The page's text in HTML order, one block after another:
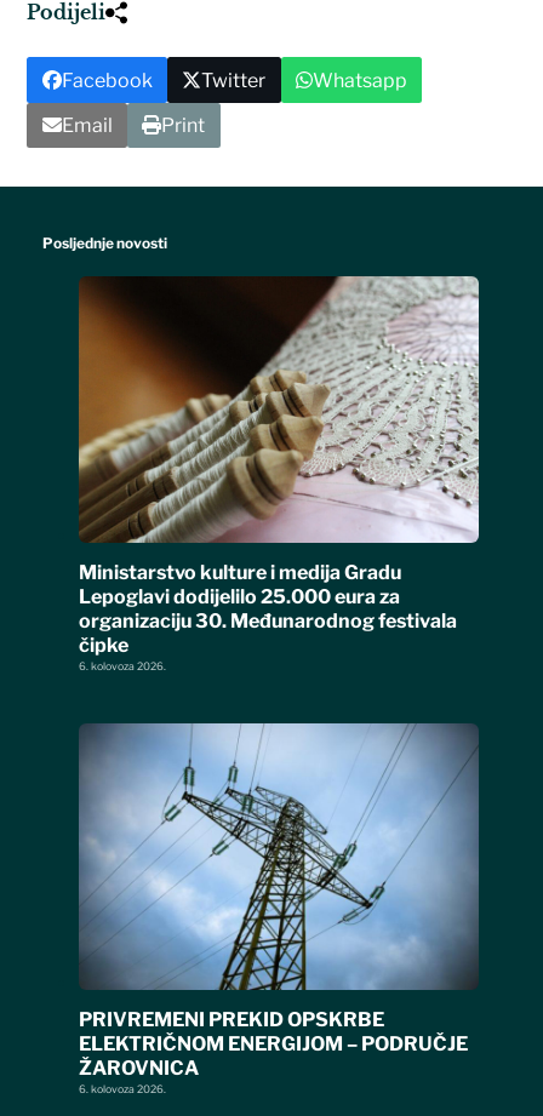
Podijeli
Facebook Twitter
Whatsapp
Email
Print
Posljednje novosti
Ministarstvo kulture i medija Gradu
Lepoglavi dodijelilo 25.000 eura za
organizaciju 30. Međunarodnog festivala
čipke
6. kolovoza 2026.
PRIVREMENI PREKID OPSKRBE
ELEKTRIČNOM ENERGIJOM – PODRUČJE
ŽAROVNICA
6. kolovoza 2026.